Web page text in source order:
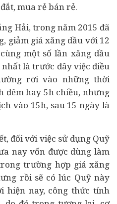
mua rẻ bán rẻ.
Hải, trong năm 2015 đã
giảm giá xăng dầu với 12
một số lần xăng dầu
là trước đây việc điều
rơi vào những thời
đêm hay 5h chiều, nhưng
vào 15h, sau 15 ngày là
đối với việc sử dụng Quỹ
nay vốn được dùng làm
trường hợp giá xăng
rồi sẽ có lúc Quỹ này
hiện nay, công thức tính